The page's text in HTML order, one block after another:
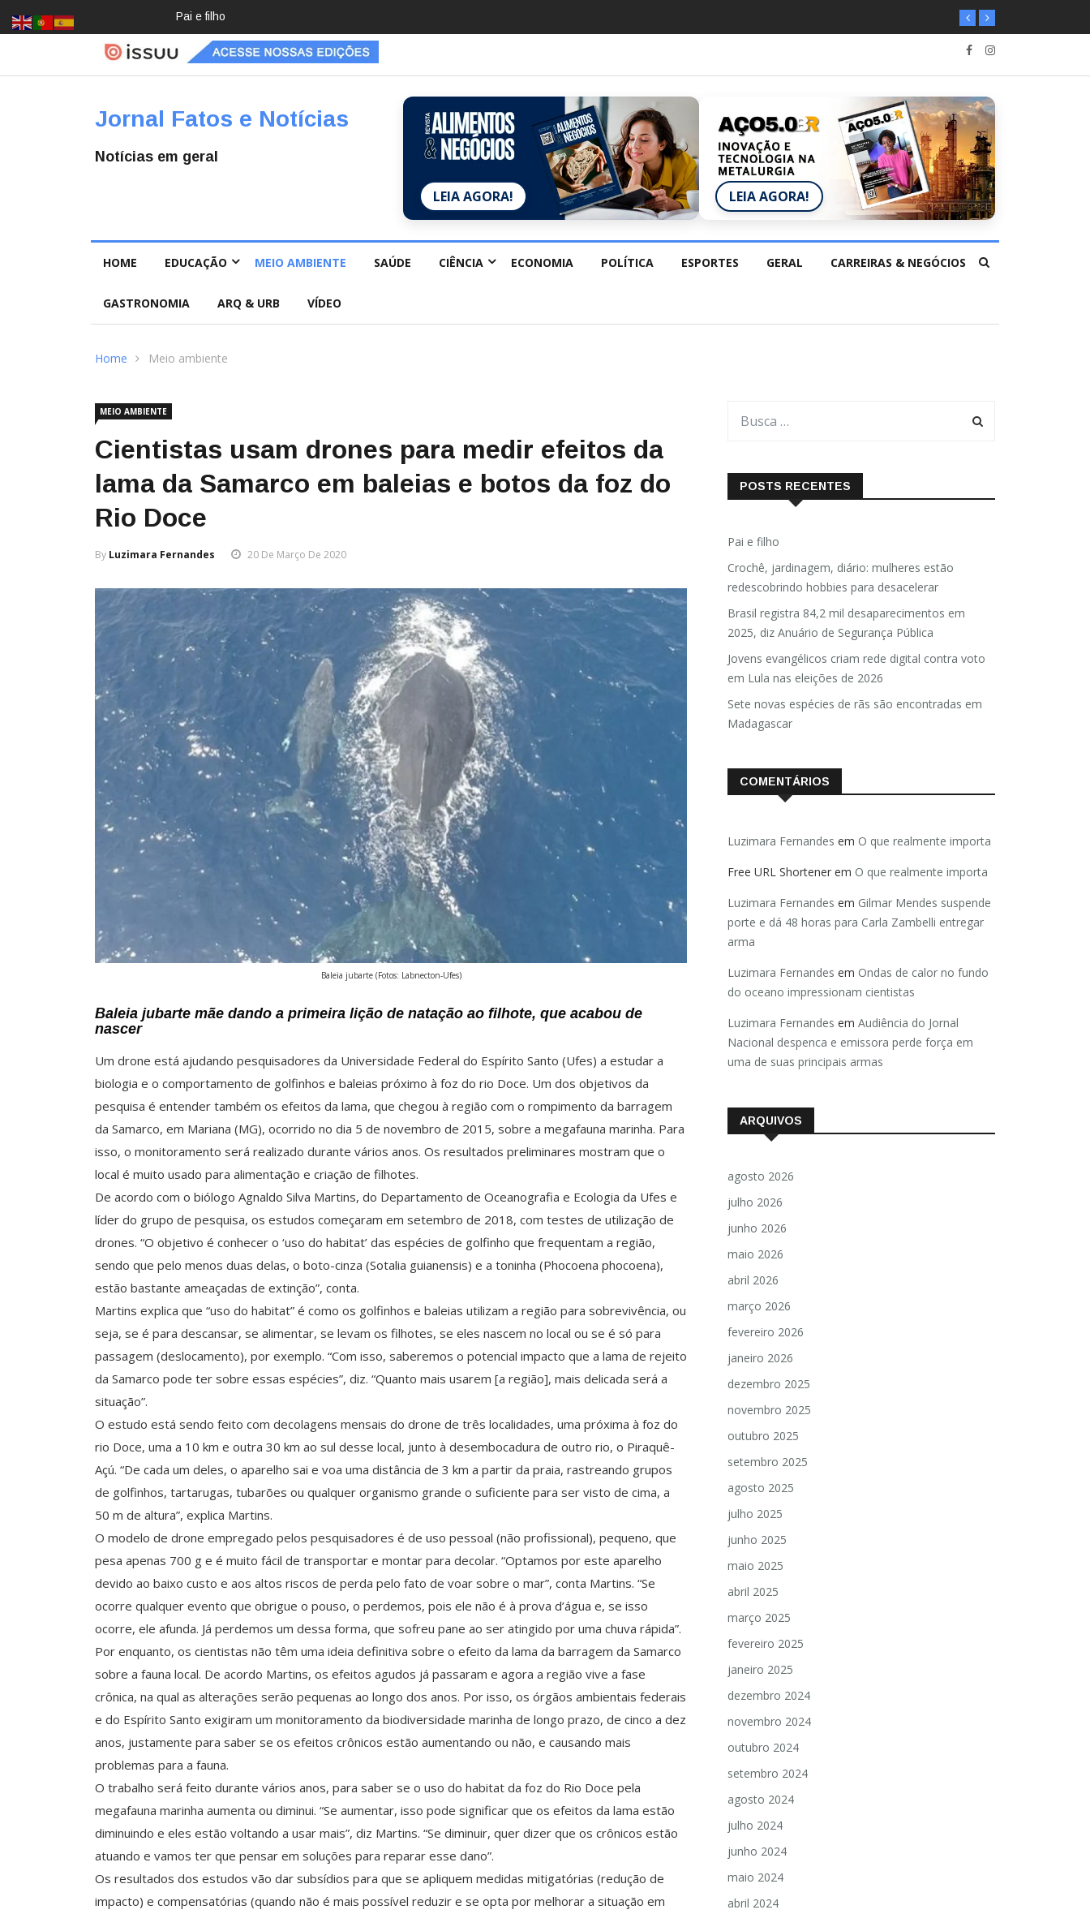
Crochê, jardinagem, diário: mulheres estão redescobrindo hobbies para desacelerar
Jornal Fatos e Notícias
Notícias em geral
LEIA AGORA! LEIA AGORA!
HOME EDUCAÇÃO MEIO AMBIENTE SAÚDE CIÊNCIA ECONOMIA POLÍTICA ESPORTES GERAL CARREIRAS & NEGÓCIOS
GASTRONOMIA ARQ & URB VÍDEO
Home Meio ambiente
MEIO AMBIENTE
Cientistas usam drones para medir efeitos da
lama da Samarco em baleias e botos da foz do
Rio Doce
By Luzimara Fernandes 20 De Março De 2020
Baleia jubarte (Fotos: Labnecton-Ufes)
Baleia jubarte mãe dando a primeira lição de natação ao filhote, que acabou de
nascer
Um drone está ajudando pesquisadores da Universidade Federal do Espírito Santo (Ufes) a estudar a
biologia e o comportamento de golfinhos e baleias próximo à foz do rio Doce. Um dos objetivos da
pesquisa é entender também os efeitos da lama, que chegou à região com o rompimento da barragem
da Samarco, em Mariana (MG), ocorrido no dia 5 de novembro de 2015, sobre a megafauna marinha. Para
isso, o monitoramento será realizado durante vários anos. Os resultados preliminares mostram que o
local é muito usado para alimentação e criação de filhotes.
De acordo com o biólogo Agnaldo Silva Martins, do Departamento de Oceanografia e Ecologia da Ufes e
líder do grupo de pesquisa, os estudos começaram em setembro de 2018, com testes de utilização de
drones. “O objetivo é conhecer o ‘uso do habitat’ das espécies de golfinho que frequentam a região,
sendo que pelo menos duas delas, o boto-cinza (Sotalia guianensis) e a toninha (Phocoena phocoena),
estão bastante ameaçadas de extinção”, conta.
Martins explica que “uso do habitat” é como os golfinhos e baleias utilizam a região para sobrevivência, ou
seja, se é para descansar, se alimentar, se levam os filhotes, se eles nascem no local ou se é só para
passagem (deslocamento), por exemplo. “Com isso, saberemos o potencial impacto que a lama de rejeito
da Samarco pode ter sobre essas espécies”, diz. “Quanto mais usarem [a região], mais delicada será a
situação”.
O estudo está sendo feito com decolagens mensais do drone de três localidades, uma próxima à foz do
rio Doce, uma a 10 km e outra 30 km ao sul desse local, junto à desembocadura de outro rio, o Piraquê-
Açú. “De cada um deles, o aparelho sai e voa uma distância de 3 km a partir da praia, rastreando grupos
de golfinhos, tartarugas, tubarões ou qualquer organismo grande o suficiente para ser visto de cima, a
50 m de altura”, explica Martins.
O modelo de drone empregado pelos pesquisadores é de uso pessoal (não profissional), pequeno, que
pesa apenas 700 g e é muito fácil de transportar e montar para decolar. “Optamos por este aparelho
devido ao baixo custo e aos altos riscos de perda pelo fato de voar sobre o mar”, conta Martins. “Se
ocorre qualquer evento que obrigue o pouso, o perdemos, pois ele não é à prova d’água e, se isso
ocorre, ele afunda. Já perdemos um dessa forma, que sofreu pane ao ser atingido por uma chuva rápida”.
Por enquanto, os cientistas não têm uma ideia definitiva sobre o efeito da lama da barragem da Samarco
sobre a fauna local. De acordo Martins, os efeitos agudos já passaram e agora a região vive a fase
crônica, na qual as alterações serão pequenas ao longo dos anos. Por isso, os órgãos ambientais federais
e do Espírito Santo exigiram um monitoramento da biodiversidade marinha de longo prazo, de cinco a dez
anos, justamente para saber se os efeitos crônicos estão aumentando ou não, e causando mais
problemas para a fauna.
O trabalho será feito durante vários anos, para saber se o uso do habitat da foz do Rio Doce pela
megafauna marinha aumenta ou diminui. “Se aumentar, isso pode significar que os efeitos da lama estão
diminuindo e eles estão voltando a usar mais”, diz Martins. “Se diminuir, quer dizer que os crônicos estão
atuando e vamos ter que pensar em soluções para reparar esse dano”.
Os resultados dos estudos vão dar subsídios para que se apliquem medidas mitigatórias (redução de
impacto) e compensatórias (quando não é mais possível reduzir e se opta por melhorar a situação em
POSTS RECENTES
Pai e filho
Crochê, jardinagem, diário: mulheres estão
redescobrindo hobbies para desacelerar
Brasil registra 84,2 mil desaparecimentos em
2025, diz Anuário de Segurança Pública
Jovens evangélicos criam rede digital contra voto
em Lula nas eleições de 2026
Sete novas espécies de rãs são encontradas em
Madagascar
COMENTÁRIOS
Luzimara Fernandes em O que realmente importa
Free URL Shortener em O que realmente importa
Luzimara Fernandes em Gilmar Mendes suspende
porte e dá 48 horas para Carla Zambelli entregar
arma
Luzimara Fernandes em Ondas de calor no fundo
do oceano impressionam cientistas
Luzimara Fernandes em Audiência do Jornal
Nacional despenca e emissora perde força em
uma de suas principais armas
ARQUIVOS
agosto 2026
julho 2026
junho 2026
maio 2026
abril 2026
março 2026
fevereiro 2026
janeiro 2026
dezembro 2025
novembro 2025
outubro 2025
setembro 2025
agosto 2025
julho 2025
junho 2025
maio 2025
abril 2025
março 2025
fevereiro 2025
janeiro 2025
dezembro 2024
novembro 2024
outubro 2024
setembro 2024
agosto 2024
julho 2024
junho 2024
maio 2024
abril 2024